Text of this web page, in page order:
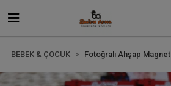
BEBEK & ÇOCUK Fotoğralı Ahşap Magnet